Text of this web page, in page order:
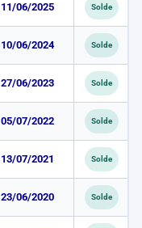
11/06/2025 Solde
10/06/2024 Solde
27/06/2023 Solde
05/07/2022 Solde
13/07/2021 Solde
23/06/2020 Solde